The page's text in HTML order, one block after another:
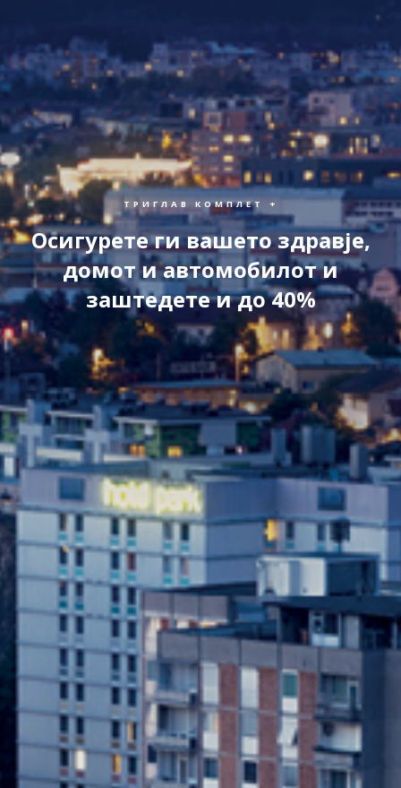
ТРИГЛАВ КОМПЛЕТ +
Осигурете ги вашето здравје,
домот и автомобилот и
заштедете и до 40%